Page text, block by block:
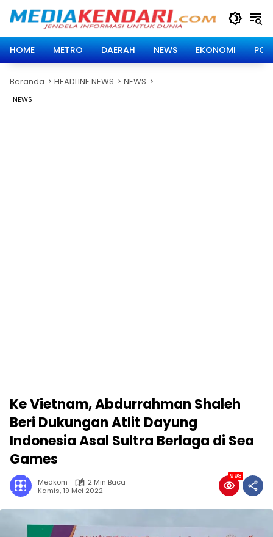
HOME
METRO DAERAH NEWS EKONOMI
Beranda HEADLINE NEWS NEWS
NEWS
Ke Vietnam, Abdurrahman Shaleh
Beri Dukungan Atlit Dayung
Indonesia Asal Sultra Berlaga di Sea
Games
Medkom
2 Min Baca
Kamis, 19 Mei 2022
998